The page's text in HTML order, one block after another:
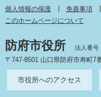
個人情報の保護 免責事項
このホームページについて
防府市役所 法人番
〒747-8501 山口県防府市寿町7
市役所へのアクセス